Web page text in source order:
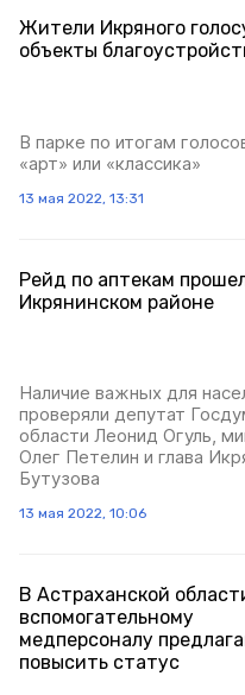
Жители Икряного
объекты
В парке по итогам
«арт» или «классика»
13 мая 2022, 13:31
Рейд по аптекам
Икрянинском районе
Наличие важных для
проверяли депутат
области Леонид Огуль,
Олег Петелин и глава
Бутузова
13 мая 2022, 10:06
В Астраханской
вспомогательному
медперсоналу
повысить статус